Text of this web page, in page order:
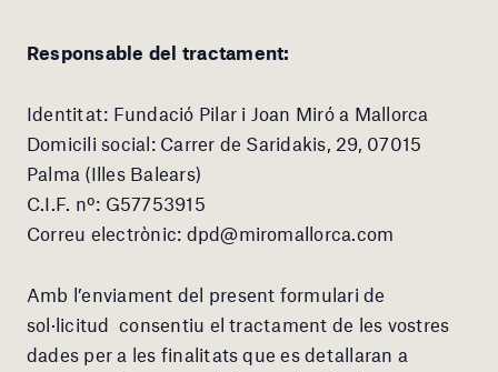
Responsable del tractament:
Identitat: Fundació Pilar i Joan Miró a Mallorca
Domicili social: Carrer de Saridakis, 29, 07015
Palma (Illes Balears)
C.I.F. nº: G57753915
Correu electrònic: dpd@miromallorca.com
Amb l’enviament del present formulari de
sol·licitud consentiu el tractament de les vostres
dades per a les finalitats que es detallaran a